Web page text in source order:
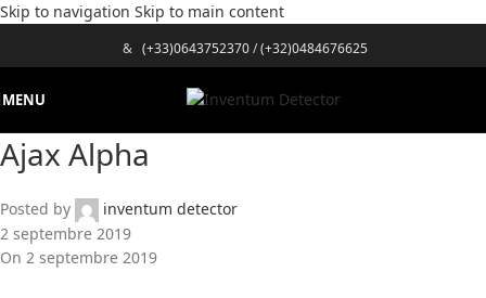
Skip to navigation Skip to main content
& (+33)0643752370/(+32)0484676625
MENU
Ajax Alpha
Posted by
inventum detector
2 septembre 2019
On 2 septembre 2019